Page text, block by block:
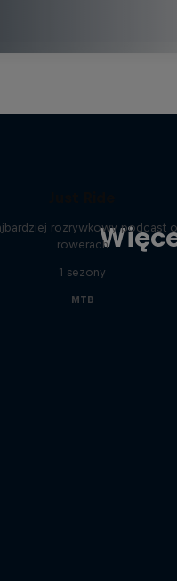
rozrywkowy podcast o
rowerach
1 sezony
MTB